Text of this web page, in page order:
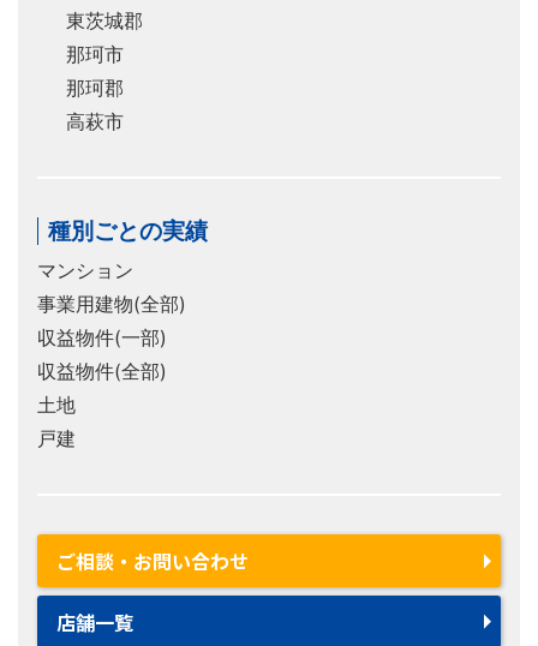
東茨城郡
那珂市
那珂郡
高萩市
種別ごとの実績
マンション
事業用建物(全部)
収益物件(一部)
収益物件(全部)
土地
戸建
ご相談・お問い合わせ
店舗一覧